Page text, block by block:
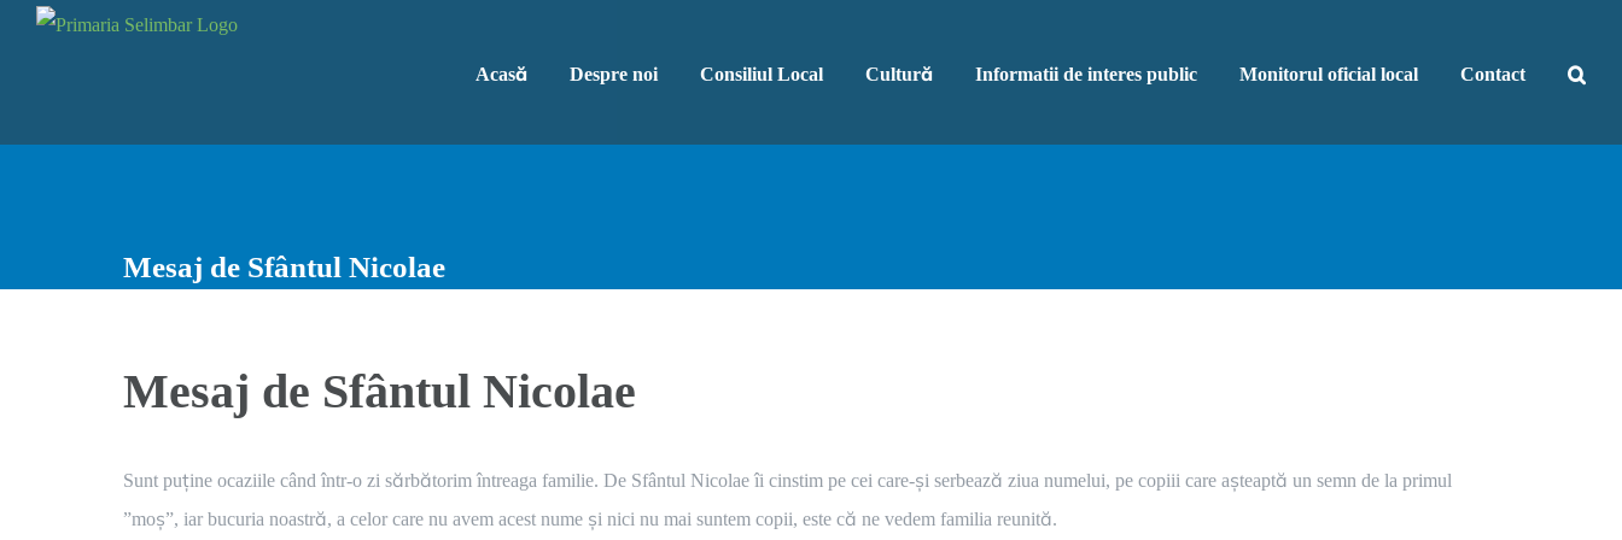
Acasă Despre noi Consiliul Local Cultură Informatii de interes public Monitorul oficial local Contact
Mesaj de Sfântul Nicolae
Mesaj de Sfântul Nicolae
Sunt puține ocaziile când într-o zi sărbătorim întreaga familie. De Sfântul Nicolae îi cinstim pe cei care-și serbează ziua numelui, pe copiii care așteaptă un semn de la primul
”moș”, iar bucuria noastră, a celor care nu avem acest nume și nici nu mai suntem copii, este că ne vedem familia reunită.